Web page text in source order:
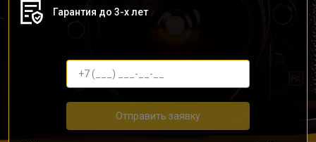
Гарантия до 3-х лет
Отправить заявку